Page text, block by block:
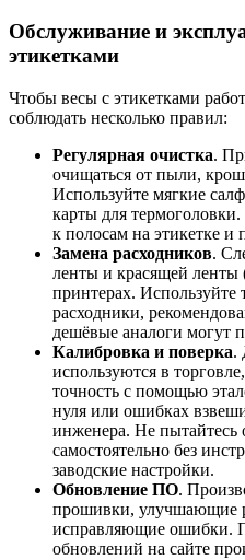
Обслуживание и
этикетками
Чтобы весы с этикетками
соблюдать несколько правил:
Регулярная очистка.
очищаться от пыли,
Используйте мягкие
карты для
к полосам на этикетке и
Замена расходников.
ленты и красящей ленты
принтерах. Используйте
расходники,
дешёвые аналоги могут
Калибровка и поверка.
используются в
точность с помощью
нуля или ошибках
инженера. Не пытайтесь
самостоятельно без
заводские настройки.
Обновление ПО.
прошивки, улучшающие
исправляющие ошибки.
обновлений на сайте